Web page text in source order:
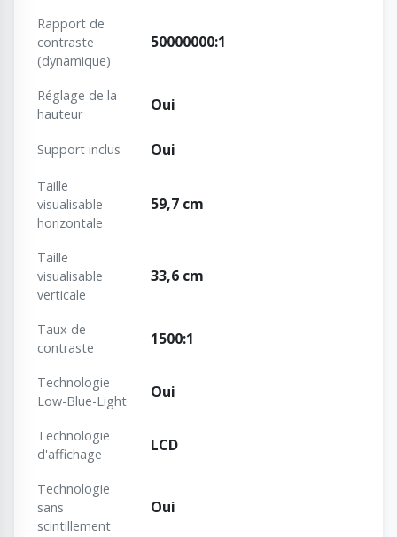
Rapport de
contraste
(dynamique)
50000000:1
Réglage de la
hauteur
Oui
Support inclus Oui
Taille
visualisable
horizontale
59,7 cm
Taille
visualisable
verticale
33,6 cm
Taux de
contraste
1500:1
Technologie
Low-Blue-Light
Oui
Technologie
d'affichage
LCD
Technologie
sans
scintillement
Oui